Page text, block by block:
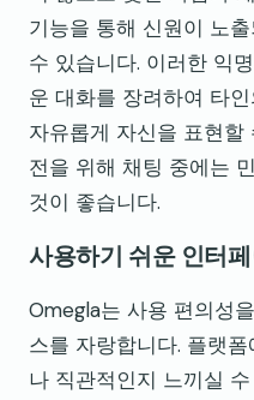
기능을 통해 신원이 노
수 있습니다. 이러한 익
운 대화를 장려하여 타
자유롭게 자신을 표현할
전을 위해 채팅 중에는
것이 좋습니다.
사용하기 쉬운 인터
Omegla는 사용 편의성
스를 자랑합니다. 플랫
나 직관적인지 느끼실